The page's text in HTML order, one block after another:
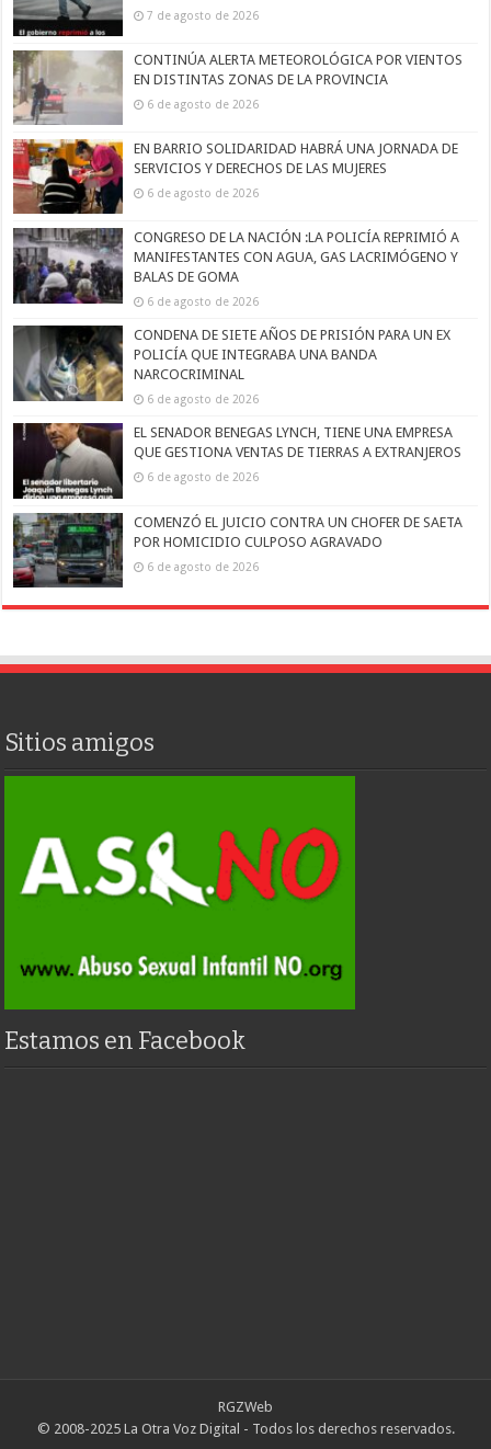
7 de agosto de 2026
CONTINÚA ALERTA METEOROLÓGICA POR VIENTOS
EN DISTINTAS ZONAS DE LA PROVINCIA
6 de agosto de 2026
EN BARRIO SOLIDARIDAD HABRÁ UNA JORNADA DE
SERVICIOS Y DERECHOS DE LAS MUJERES
6 de agosto de 2026
CONGRESO DE LA NACIÓN :LA POLICÍA REPRIMIÓ A
MANIFESTANTES CON AGUA, GAS LACRIMÓGENO Y
BALAS DE GOMA
6 de agosto de 2026
CONDENA DE SIETE AÑOS DE PRISIÓN PARA UN EX
POLICÍA QUE INTEGRABA UNA BANDA
NARCOCRIMINAL
6 de agosto de 2026
EL SENADOR BENEGAS LYNCH, TIENE UNA EMPRESA
QUE GESTIONA VENTAS DE TIERRAS A EXTRANJEROS
6 de agosto de 2026
COMENZÓ EL JUICIO CONTRA UN CHOFER DE SAETA
POR HOMICIDIO CULPOSO AGRAVADO
6 de agosto de 2026
Sitios amigos
Estamos en Facebook
RGZWeb
© 2008-2025 La Otra Voz Digital - Todos los derechos reservados.